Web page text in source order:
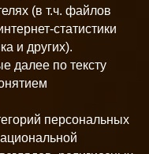
(в т.ч. файлов
статистики
и других).
далее по тексту
персональных